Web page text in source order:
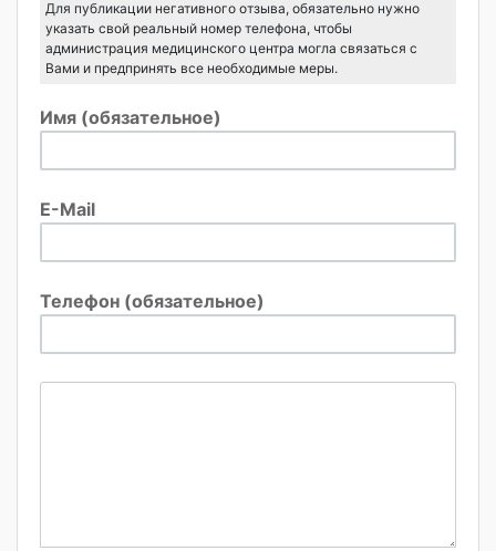
Для публикации негативного отзыва, обязательно нужно
указать свой реальный номер телефона, чтобы
администрация медицинского центра могла связаться с
Вами и предпринять все необходимые меры.
Имя (обязательное)
E-Mail
Телефон (обязательное)